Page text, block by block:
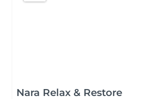
Nara Relax & Restore